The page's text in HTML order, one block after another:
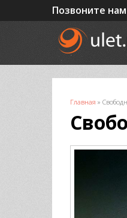
Позвоните нам
Вы здесь
Главная »